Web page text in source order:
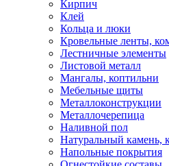
Кирпич
Клей
Кольца и люки
Кровельные ленты,
Лестничные элементы
Листовой металл
Мангалы, коптильни
Мебельные щиты
Металлоконструкции
Металлочерепица
Наливной пол
Натуральный камень,
Напольные покрытия